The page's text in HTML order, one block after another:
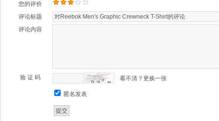
您的评价
评论标题
评论内容
验 证 码 看不清？更换一张
匿名发表